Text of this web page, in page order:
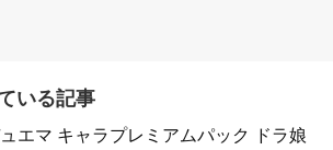
いる記事
エマ キャラプレミアムパック ドラ娘